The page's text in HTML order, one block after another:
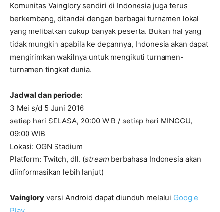
Komunitas Vainglory sendiri di Indonesia juga terus
berkembang, ditandai dengan berbagai turnamen lokal
yang melibatkan cukup banyak peserta. Bukan hal yang
tidak mungkin apabila ke depannya, Indonesia akan dapat
mengirimkan wakilnya untuk mengikuti turnamen-
turnamen tingkat dunia.
Jadwal dan periode:
3 Mei s/d 5 Juni 2016
setiap hari SELASA, 20:00 WIB / setiap hari MINGGU,
09:00 WIB
Lokasi: OGN Stadium
Platform: Twitch, dll. (stream berbahasa Indonesia akan
diinformasikan lebih lanjut)
Vainglory versi Android dapat diunduh melalui Google